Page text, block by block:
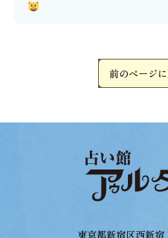
前のページ
東京都新宿区西新